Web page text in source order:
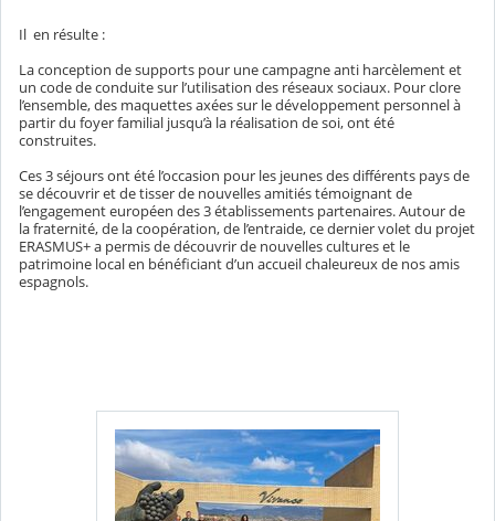
Il en résulte :
La conception de supports pour une campagne anti harcèlement et
un code de conduite sur l’utilisation des réseaux sociaux. Pour clore
l’ensemble, des maquettes axées sur le développement personnel à
partir du foyer familial jusqu’à la réalisation de soi, ont été
construites.
Ces 3 séjours ont été l’occasion pour les jeunes des différents pays de
se découvrir et de tisser de nouvelles amitiés témoignant de
l’engagement européen des 3 établissements partenaires. Autour de
la fraternité, de la coopération, de l’entraide, ce dernier volet du projet
ERASMUS+ a permis de découvrir de nouvelles cultures et le
patrimoine local en bénéficiant d’un accueil chaleureux de nos amis
espagnols.